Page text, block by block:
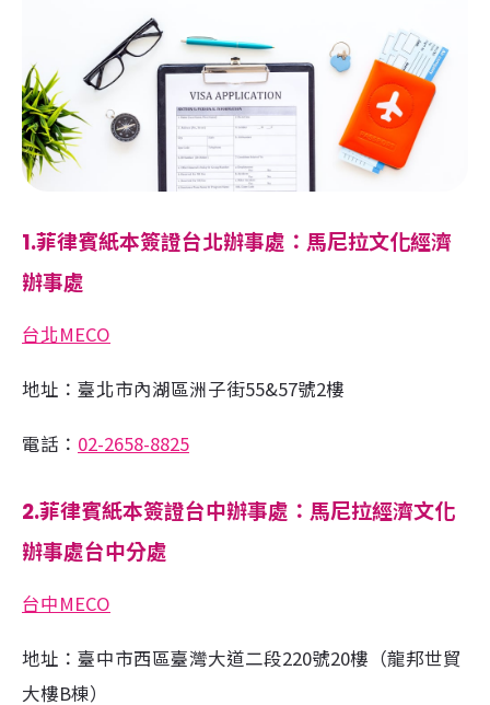
1.菲律賓紙本簽證台北辦事處：馬尼拉文化經濟
辦事處
台北MECO
地址：臺北市內湖區洲子街55&57號2樓
電話： 02-2658-8825
2.菲律賓紙本簽證台中辦事處：馬尼拉經濟文化
辦事處台中分處
台中MECO
地址：臺中市西區臺灣大道二段220號20樓（龍邦世貿
大樓B棟）